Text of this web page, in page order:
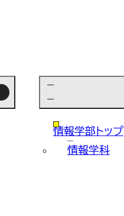
情報学部トップ
情報学科